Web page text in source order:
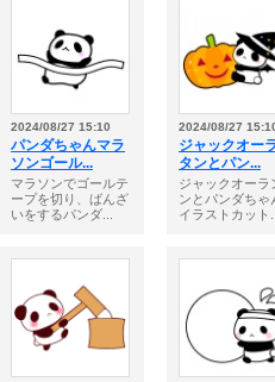
2024/08/27 15:10
パンダちゃんマラ
ソンゴール...
マラソンでゴールテ
ープを切り、ばんざ
いをするパンダ...
2024/08/27
ジャックオー
タンとパン...
ジャックオーラ
ンとパンダちゃ
イラストカット